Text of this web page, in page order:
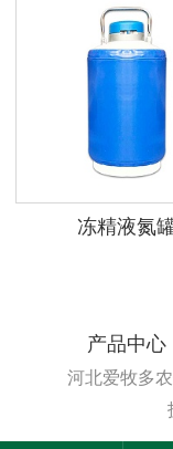
冻精液氮
产品中心
河北爱牧多